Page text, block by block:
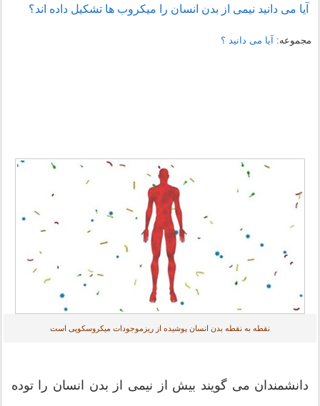
آیا می دانید نیمی از بدن انسان را میکروب ها تشکیل داده اند؟
مجموعه: آیا می دانید ؟
نقطه به نقطه بدن انسان پوشیده از ريزموجودات میکروسکوپی است
دانشمندان می گویند بیش از نیمی از بدن انسان را توده